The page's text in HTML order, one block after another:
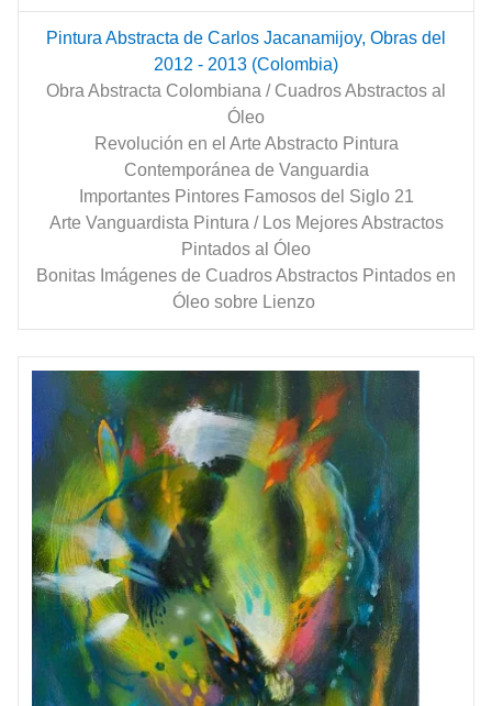
Pintura Abstracta de Carlos Jacanamijoy, Obras del
2012 - 2013 (Colombia)
Obra Abstracta Colombiana / Cuadros Abstractos al
Óleo
Revolución en el Arte Abstracto Pintura
Contemporánea de Vanguardia
Importantes Pintores Famosos del Siglo 21
Arte Vanguardista Pintura / Los Mejores Abstractos
Pintados al Óleo
Bonitas Imágenes de Cuadros Abstractos Pintados en
Óleo sobre Lienzo